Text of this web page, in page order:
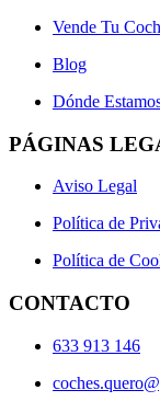
Vende Tu
Blog
Dónde
PÁGINAS
Aviso Legal
Política de
Política de
CONTACTO
633 913 146